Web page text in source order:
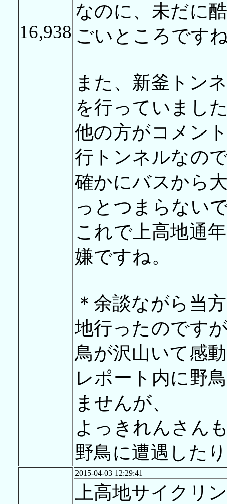
16,938
なのに、未だに
ごいところです
また、新釜トン
を行っていまし
他の方がコメン
行トンネルなの
確かにバスから
っとつまらない
これで上高地通
嫌ですね。
＊余談ながら当
地行ったのです
鳥が沢山いて感
レポート内に野
ませんが、
よっきれんさん
野鳥に遭遇した
2015-04-03 12:29:41
上高地サイクリ